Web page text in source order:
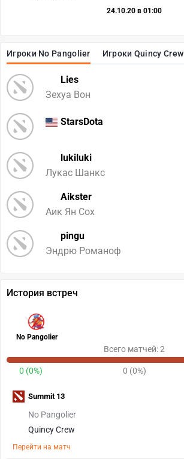
Игроки No Pangolier Игроки Quincy Crew
Lies
Зехуа Вон
StarsDota
lukiluki
Лукас Шанкс
Aikster
Аик Ян Сох
pingu
Эндрю Романоф
24.10.20 в 01:00
История встреч
No Pangolier
Всего матчей: 2
0 (0%) 0 (0%)
No Pangolier
Quincy Crew
Перейти на матч
Summit 13